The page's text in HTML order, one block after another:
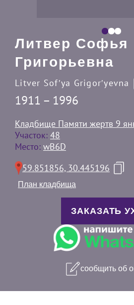
Литвер Софья
Григорьевна
Litver Sofʹya Grigorʹyevna
1911 – 1996
Кладбище Памяти жертв 9
Участок: 48
Место: wB6D
59.851856, 30.445196
План кладбища
ЗАКАЗАТЬ
сообщить об